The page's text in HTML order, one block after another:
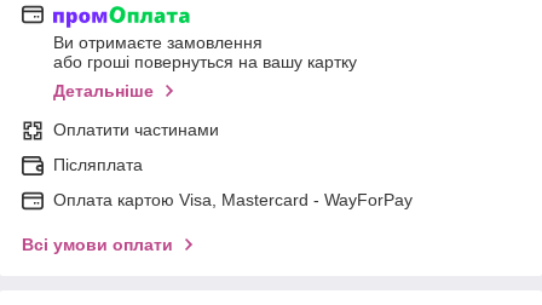
Ви отримаєте замовлення
або гроші повернуться на вашу картку
Детальніше
Оплатити частинами
Післяплата
Оплата картою Visa, Mastercard - WayForPay
Всі умови оплати